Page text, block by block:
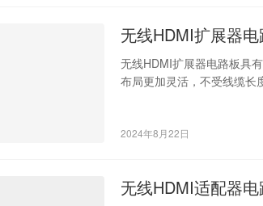
无线HDMI扩展器
无线HDMI扩展器电路板具
布局更加灵活，不受线缆长
2024年8月22日
无线HDMI适配器